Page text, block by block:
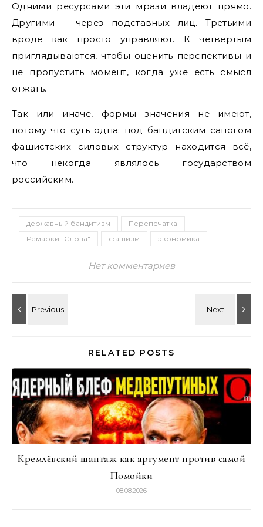
Одними ресурсами эти мрази владеют прямо.
Другими – через подставных лиц. Третьими
вроде как просто управляют. К четвёртым
приглядываются, чтобы оценить перспективы и
не пропустить момент, когда уже есть смысл
отжать.
Так или иначе, формы значения не имеют,
потому что суть одна: под бандитским сапогом
фашистских силовых структур находится всё,
что некогда являлось государством
российским.
державный бандитизм
Перепечатка
Ремарки "Слова"
фашизм экономика
Нет комментариев
RELATED POSTS
Кремлёвский шантаж как аргумент против самой
Помойки
08.08.2026